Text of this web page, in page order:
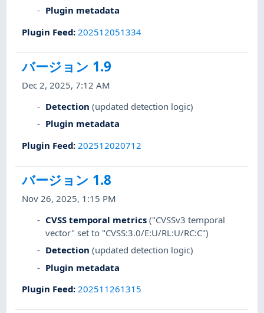
Plugin metadata
Plugin Feed: 202512051334
バージョン 1.9
Dec 2, 2025, 7:12 AM
Detection (updated detection logic)
Plugin metadata
Plugin Feed: 202512020712
バージョン 1.8
Nov 26, 2025, 1:15 PM
CVSS temporal metrics ("CVSSv3 temporal
vector" set to "CVSS:3.0/E:U/RL:U/RC:C")
Detection (updated detection logic)
Plugin metadata
Plugin Feed: 202511261315